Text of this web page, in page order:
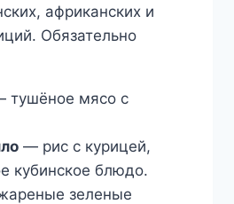
африканских и
Обязательно
тушёное мясо с
— рис с курицей,
кубинское блюдо.
зеленые